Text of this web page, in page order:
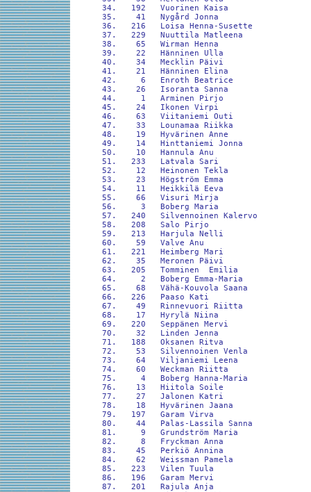
34.   192   Vuorinen Kaisa
35.    41   Nygård Jonna
36.   216   Loisa Henna-Susette
37.   229   Nuuttila Matleena
38.    65   Wirman Henna
39.    22   Hänninen Ulla
40.    34   Mecklin Päivi
41.    21   Hänninen Elina
42.     6   Enroth Beatrice
43.    26   Isoranta Sanna
44.     1   Arminen Pirjo
45.    24   Ikonen Virpi
46.    63   Viitaniemi Outi
47.    33   Lounamaa Riikka
48.    19   Hyvärinen Anne
49.    14   Hinttaniemi Jonna
50.    10   Hannula Anu
51.   233   Latvala Sari
52.    12   Heinonen Tekla
53.    23   Högström Emma
54.    11   Heikkilä Eeva
55.    66   Visuri Mirja
56.     3   Boberg Maria
57.   240   Silvennoinen Kalervo
58.   208   Salo Pirjo
59.   213   Harjula Nelli
60.    59   Valve Anu
61.   221   Heimberg Mari
62.    35   Meronen Päivi
63.   205   Tomminen  Emilia
64.     2   Boberg Emma-Maria
65.    68   Vähä-Kouvola Saana
66.   226   Paaso Kati
67.    49   Rinnevuori Riitta
68.    17   Hyrylä Niina
69.   220   Seppänen Mervi
70.    32   Linden Jenna
71.   188   Oksanen Ritva
72.    53   Silvennoinen Venla
73.    64   Viljaniemi Leena
74.    60   Weckman Riitta
75.     4   Boberg Hanna-Maria
76.    13   Hiitola Soile
77.    27   Jalonen Katri
78.    18   Hyvärinen Jaana
79.   197   Garam Virva
80.    44   Palas-Lassila Sanna
81.     9   Grundström Maria
82.     8   Fryckman Anna
83.    45   Perkiö Annina
84.    62   Weissman Pamela
85.   223   Vilen Tuula
86.   196   Garam Mervi
87.   201   Rajula Anja